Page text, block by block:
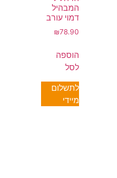
המבהיל
דמוי עורב
₪78.90
הוספה
לסל
לתשלום
מיידי